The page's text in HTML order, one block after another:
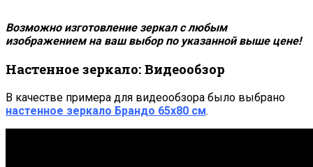
Возможно изготовление зеркал с любым
изображением на ваш выбор по указанной выше цене!
Настенное зеркало: Видеообзор
В качестве примера для видеообзора было выбрано
настенное зеркало Брандо 65х80 см.